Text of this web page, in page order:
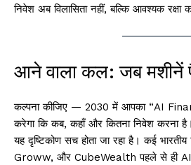
निवेश अब विलासिता नहीं, बल्कि आवश्यक रक्षा
आने वाला कल: जब मशीनें
कल्पना कीजिए — 2030 में आपका “AI
करेगा कि कब, कहाँ और कितना निवेश करना है।
यह दृष्टिकोण सच होता जा रहा है। कई
Groww, और CubeWealth पहले से ही